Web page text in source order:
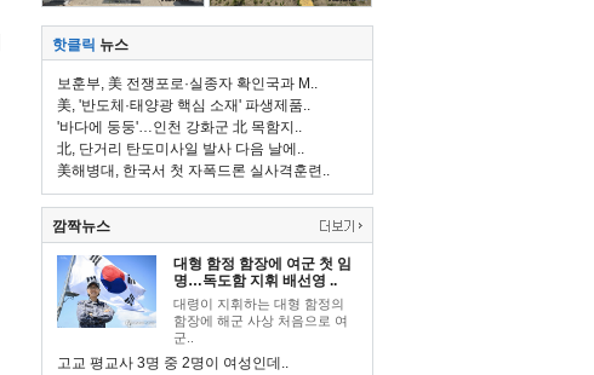
핫클릭 뉴스
보훈부, 美 전쟁포로·실종자 확인국과 M..
美, '반도체·태양광 핵심 소재' 파생제품..
'바다에 둥둥'…인천 강화군 北 목함지..
北, 단거리 탄도미사일 발사 다음 날에..
美해병대, 한국서 첫 자폭드론 실사격훈련..
깜짝뉴스
대형 함정 함장에 여군 첫 임
명…독도함 지휘 배선영 ..
대령이 지휘하는 대형 함정의
함장에 해군 사상 처음으로 여
군..
고교 평교사 3명 중 2명이 여성인데..